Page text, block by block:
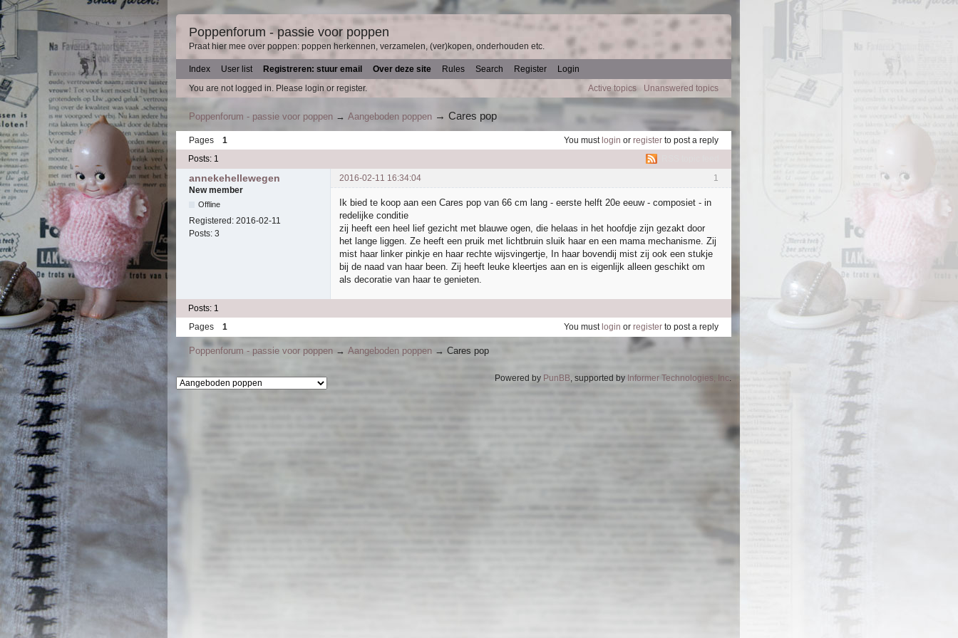
Poppenforum - passie voor poppen
Praat hier mee over poppen: poppen herkennen, verzamelen, (ver)kopen, onderhouden etc.
Index User list Registreren: stuur email Over deze site Rules Search Register
Login
You are not logged in. Please login or register. Active topics Unanswered topics
Poppenforum - passie voor poppen →Aangeboden poppen →Cares pop
Pages 1 You must login or register to post a reply
Posts: 1
1
annekehellewegen
2016-02-11 16:34:04
New member
Offline
Registered: 2016-02-11
Posts: 3
Ik bied te koop aan een Cares pop van 66 cm lang - eerste helft 20e eeuw - composiet - in
redelijke conditie
zij heeft een heel lief gezicht met blauwe ogen, die helaas in het hoofdje zijn gezakt door
het lange liggen. Ze heeft een pruik met lichtbruin sluik haar en een mama mechanisme. Zij
mist haar linker pinkje en haar rechte wijsvingertje, In haar bovendij mist zij ook een stukje
bij de naad van haar been. Zij heeft leuke kleertjes aan en is eigenlijk alleen geschikt om
als decoratie van haar te genieten.
Posts: 1
Pages
1 You must login or register to post a reply
Poppenforum - passie voor poppen →Aangeboden poppen →Cares pop
Powered by PunBB, supported by Informer Technologies, Inc.